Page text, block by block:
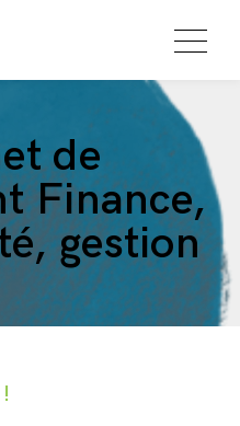
de
Finance,
gestion